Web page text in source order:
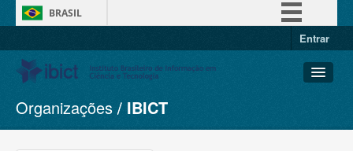
BRASIL
Entrar
Conjuntos de dados
Organizações
Organizações IBICT